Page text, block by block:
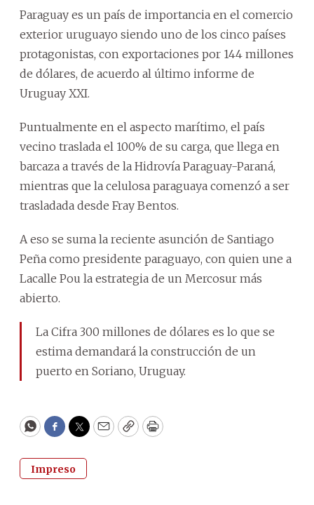
Paraguay es un país de importancia en el comercio
exterior uruguayo siendo uno de los cinco países
protagonistas, con exportaciones por 144 millones
de dólares, de acuerdo al último informe de
Uruguay XXI.
Puntualmente en el aspecto marítimo, el país
vecino traslada el 100% de su carga, que llega en
barcaza a través de la Hidrovía Paraguay-Paraná,
mientras que la celulosa paraguaya comenzó a ser
trasladada desde Fray Bentos.
A eso se suma la reciente asunción de Santiago
Peña como presidente paraguayo, con quien une a
Lacalle Pou la estrategia de un Mercosur más
abierto.
La Cifra 300 millones de dólares es lo que se
estima demandará la construcción de un
puerto en Soriano, Uruguay.
WhatsApp
Facebook
Twitter
EmailCopyPrint
Impreso